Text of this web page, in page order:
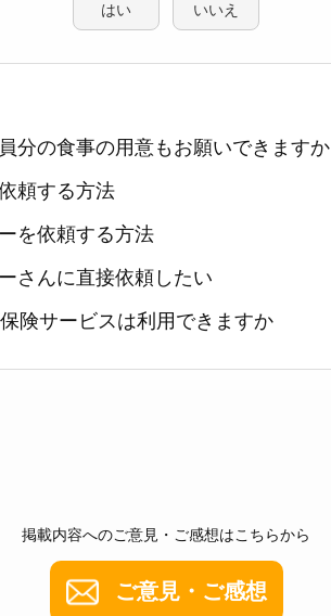
はい いいえ
分の食事の用意もお願いできますか
頼する方法
を依頼する方法
さんに直接依頼したい
険サービスは利用できますか
掲載内容へのご意見・ご感想はこちらから
ご意見・ご感想